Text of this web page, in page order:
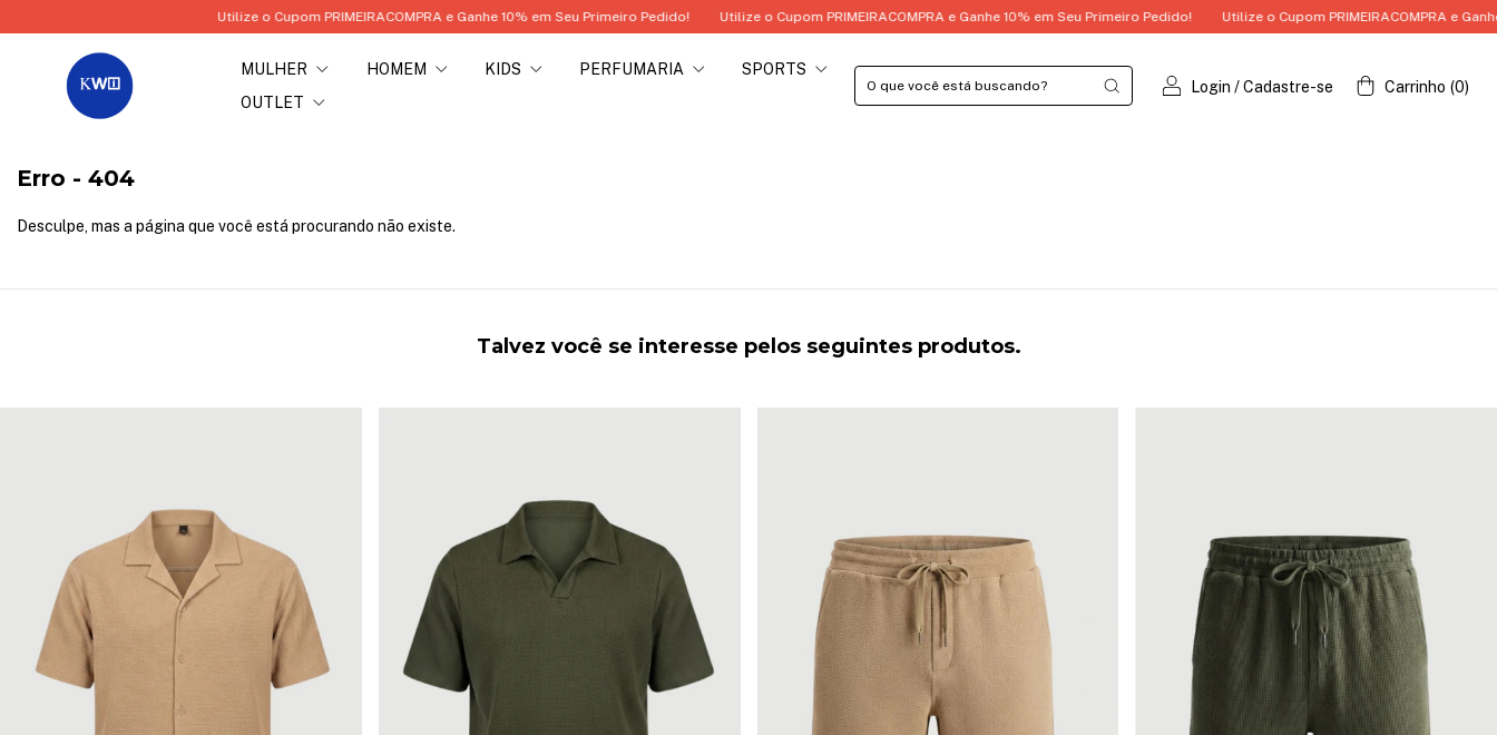
Utilize o Cupom PRIMEIRACOMPRA e Ganhe 10% em Seu Primeiro Pedido! Utilize o Cupom PRIMEIRACOMPRA e Ganhe 10% em Seu Primeiro Pedido! Utilize o Cupom PRIMEIRACOMPRA e Ganhe
MULHER HOMEM KIDS PERFUMARIA
SPORTS
OUTLET
Login /Cadastre-se Carrinho (0)
Erro - 404
Desculpe, mas a página que você está procurando não existe.
Talvez você se interesse pelos seguintes produtos.